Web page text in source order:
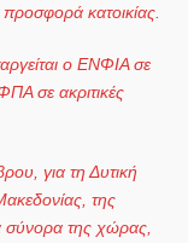
κατοικίας.
ο ΕΝΦΙΑ σε
σε ακριτικές
για τη Δυτική
της
σύνορα της χώρας,